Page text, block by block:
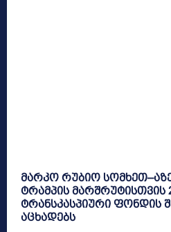
მარკო რუბიო
ტრამპის მარშრუტისთვის
ტრანსკასპიური ფონდის
აცხადებს